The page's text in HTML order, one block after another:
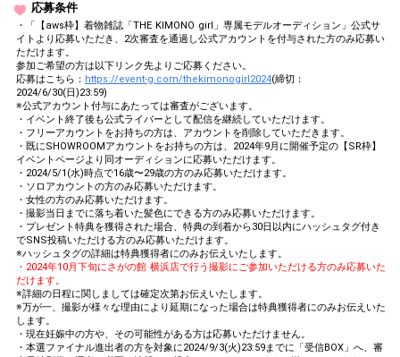
応募条件
・「【aws枠】着物雑誌「THE KIMONO girl」専属モデルオーディション」公式サ
イトより応募いただき、2次審査を通過し公式アカウントを付与された方のみ応募い
ただけます。
参加ご希望の方は以下リンク先よりご応募ください。
応募はこちら： https://event-g.com/thekimonogirl2024(締切：
2024/6/30(日)23:59)
※公式アカウント付与にあたっては審査がございます。
・イベント終了後も公式ライバーとして配信を継続していただけます。
・フリーアカウントをお持ちの方は、アカウントを削除していただきます。
・既にSHOWROOMアカウントをお持ちの方は、2024年9月に開催予定の【SR枠】
イベントページより同オーディションに応募いただけます。
・2024/5/1(水)時点で16歳〜29歳の方のみ応募いただけます。
・ソロアカウントの方のみ応募いただけます。
・女性の方のみ応募いただけます。
・撮影当日までに落ち着いた髪色にできる方のみ応募いただけます。
・プレゼント特典を獲得された場合、特典の到着から30日以内にハッシュタグ付き
でSNS投稿いただける方のみ応募いただけます。
※ハッシュタグの詳細は特典獲得者にのみお伝えいたします。
・2024年10月下旬にさがの館 横浜店で行う撮影にご参加いただける方のみ応募いた
だけます。
※詳細の日程に関しましては確定次第お伝えいたします。
※万が一、撮影が様々な理由により延期になった場合は特典獲得者にのみお伝えいた
します。
・現在妊娠中の方や、その可能性がある方は応募いただけません。
・本選ファイナル進出者の方を対象に2024/9/3(火)23:59までに「受信BOX」へ、審